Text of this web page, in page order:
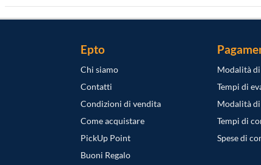
Epto
Chi siamo
Contatti
Condizioni di vendita
Come acquistare
PickUp Point
Buoni Regalo
Modalità
Tempi di
Modalità
Tempi di
Spese di